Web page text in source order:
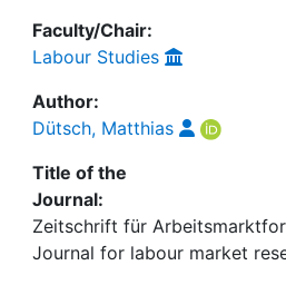
Faculty/Chair:
Labour Studies
Author:
Dütsch, Matthias
Title of the
Journal:
Zeitschrift für
Journal for labour market